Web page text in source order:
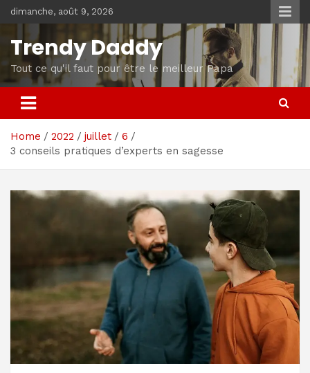
Skip
to
content
dimanche, août 9, 2026
Trendy Daddy
Tout ce qu'il faut pour être le meilleur Papa
Home 2022 juillet
6
3 conseils pratiques d’experts en sagesse